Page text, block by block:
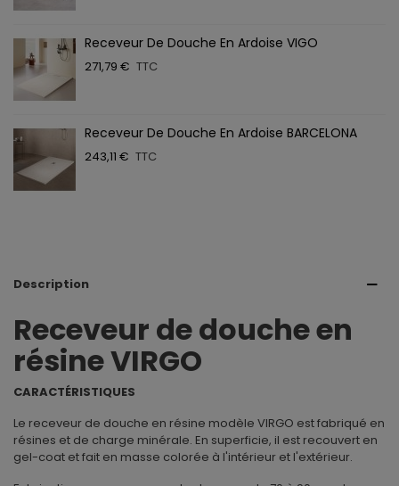
Receveur De Douche En Ardoise VIGO
271,79 € TTC
Receveur De Douche En Ardoise BARCELONA
243,11 € TTC
Description
Receveur de douche en
résine VIRGO
CARACTÉRISTIQUES
Le receveur de douche en résine modèle VIRGO est fabriqué en
résines et de charge minérale. En superficie, il est recouvert en
gel-coat et fait en masse colorée à l'intérieur et l'extérieur.